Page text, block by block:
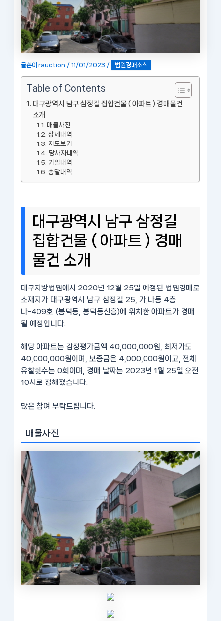
글쓴이rauction /11/01/2023 / 법원경매소식
Table of Contents
대구광역시 남구 삼정길 집합건물 ( 아파트 ) 경매물건
소개
매물사진
상세내역
지도보기
당사자내역
기일내역
송달내역
대구광역시 남구 삼정길
집합건물 ( 아파트 ) 경매
물건 소개
대구지방법원에서 2020년 12월 25일 예정된 법원경매로
소재지가 대구광역시 남구 삼정길 25, 가,나동 4층
나-409호 (봉덕동, 봉덕동신흥)에 위치한 아파트가 경매
될 예정입니다.
해당 아파트는 감정평가금액 40,000,000원, 최저가도
40,000,000원이며, 보증금은 4,000,000원이고, 전체
유찰횟수는 0회이며, 경매 날짜는 2023년 1월 25일 오전
10시로 정해졌습니다.
많은 참여 부탁드립니다.
매물사진